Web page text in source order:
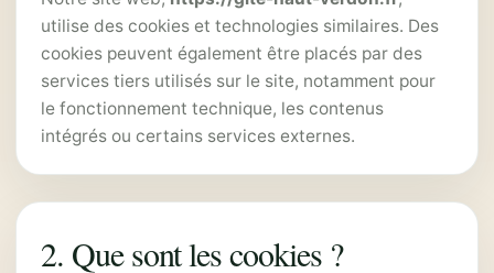
utilise des cookies et technologies similaires. Des
cookies peuvent également être placés par des
services tiers utilisés sur le site, notamment pour
le fonctionnement technique, les contenus
intégrés ou certains services externes.
2. Que sont les cookies ?